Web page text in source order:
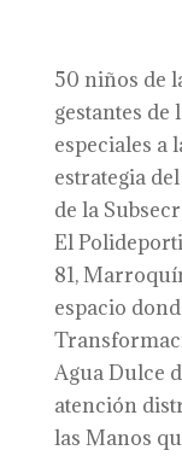
50 niños de
gestantes de
especiales a
estrategia
de la
El
81,
espacio
Agua Dulce
atención
las Manos